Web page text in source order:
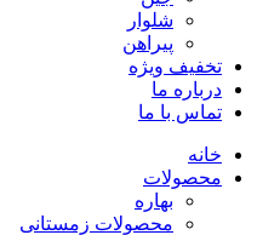
شلوار
پیراهن
تخفیف ویژه
درباره ما
تماس با ما
خانه
محصولات
بهاره
محصولات زمستانی